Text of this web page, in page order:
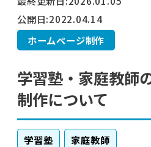
学習塾・家庭教師
制作について
ホームページ制作
公開日:2022.04.14
学習塾 家庭教師